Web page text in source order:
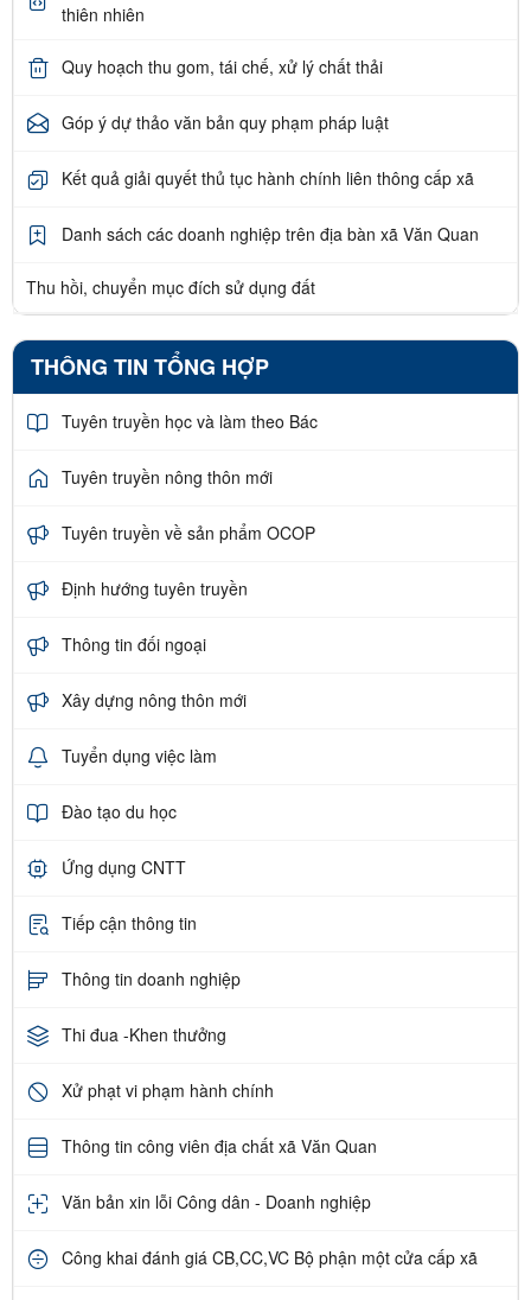
thiên nhiên
Quy hoạch thu gom, tái chế, xử lý chất thải
Góp ý dự thảo văn bản quy phạm pháp luật
Kết quả giải quyết thủ tục hành chính liên thông cấp xã
Danh sách các doanh nghiệp trên địa bàn xã Văn Quan
Thu hồi, chuyển mục đích sử dụng đất
THÔNG TIN TỔNG HỢP
Tuyên truyền học và làm theo Bác
Tuyên truyền nông thôn mới
Tuyên truyền về sản phẩm OCOP
Định hướng tuyên truyền
Thông tin đối ngoại
Xây dựng nông thôn mới
Tuyển dụng việc làm
Đào tạo du học
Ứng dụng CNTT
Tiếp cận thông tin
Thông tin doanh nghiệp
Thi đua -Khen thưởng
Xử phạt vi phạm hành chính
Thông tin công viên địa chất xã Văn Quan
Văn bản xin lỗi Công dân - Doanh nghiệp
Công khai đánh giá CB,CC,VC Bộ phận một cửa cấp xã